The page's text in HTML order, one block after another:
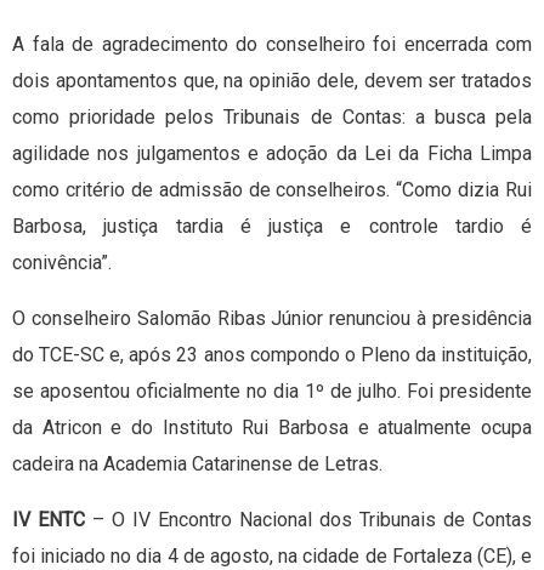
A fala de agradecimento do conselheiro foi encerrada com
dois apontamentos que, na opinião dele, devem ser tratados
como prioridade pelos Tribunais de Contas: a busca pela
agilidade nos julgamentos e adoção da Lei da Ficha Limpa
como critério de admissão de conselheiros. “Como dizia Rui
Barbosa, justiça tardia é justiça e controle tardio é
conivência”.
O conselheiro Salomão Ribas Júnior renunciou à presidência
do TCE-SC e, após 23 anos compondo o Pleno da instituição,
se aposentou oficialmente no dia 1º de julho. Foi presidente
da Atricon e do Instituto Rui Barbosa e atualmente ocupa
cadeira na Academia Catarinense de Letras.
IV ENTC – O IV Encontro Nacional dos Tribunais de Contas
foi iniciado no dia 4 de agosto, na cidade de Fortaleza (CE), e